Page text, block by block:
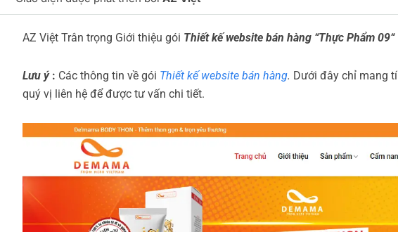
AZ Việt Trân trọng Giới thiệu gói Thiết kế website bán hàng “Thực Phẩm 09“
Lưu ý: Các thông tin về gói Thiết kế website bán hàng. Dưới đây chỉ mang
quý vị liên hệ để được tư vấn chi tiết.